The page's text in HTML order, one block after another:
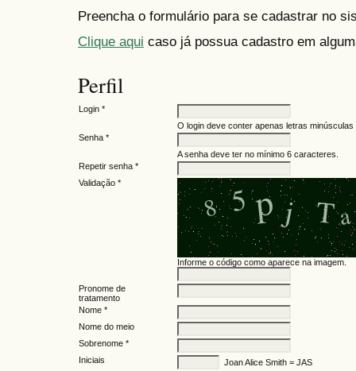
Preencha o formulário para se cadastrar no
Clique aqui caso já possua cadastro em
Perfil
Login *
O login deve conter apenas letras
Senha *
A senha deve ter no mínimo 6 caracteres.
Repetir senha *
Validação *
Informe o código como aparece na imagem.
Pronome de
tratamento
Nome *
Nome do meio
Sobrenome *
Iniciais
Joan Alice Smith = JAS